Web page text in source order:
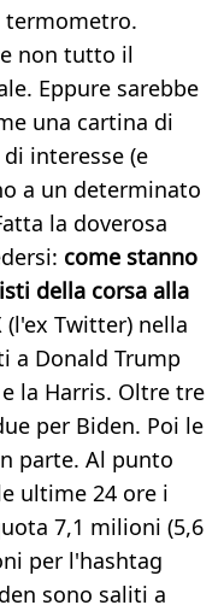
termometro.
non tutto il
Eppure sarebbe
una cartina di
interesse (e
a un determinato
la doverosa
come stanno
della corsa alla
Twitter) nella
a Donald Trump
la Harris. Oltre tre
per Biden. Poi le
parte. Al punto
ultime 24 ore i
7,1 milioni (5,6
per l'hashtag
sono saliti a